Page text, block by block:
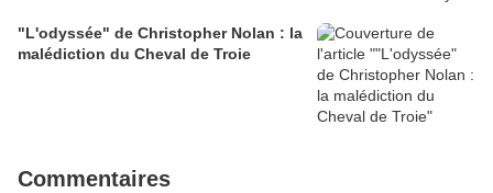
"L'odyssée" de Christopher Nolan : la
malédiction du Cheval de Troie
Commentaires